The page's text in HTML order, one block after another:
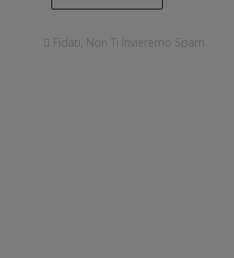
Fidati, Non Ti Invieremo Spam.